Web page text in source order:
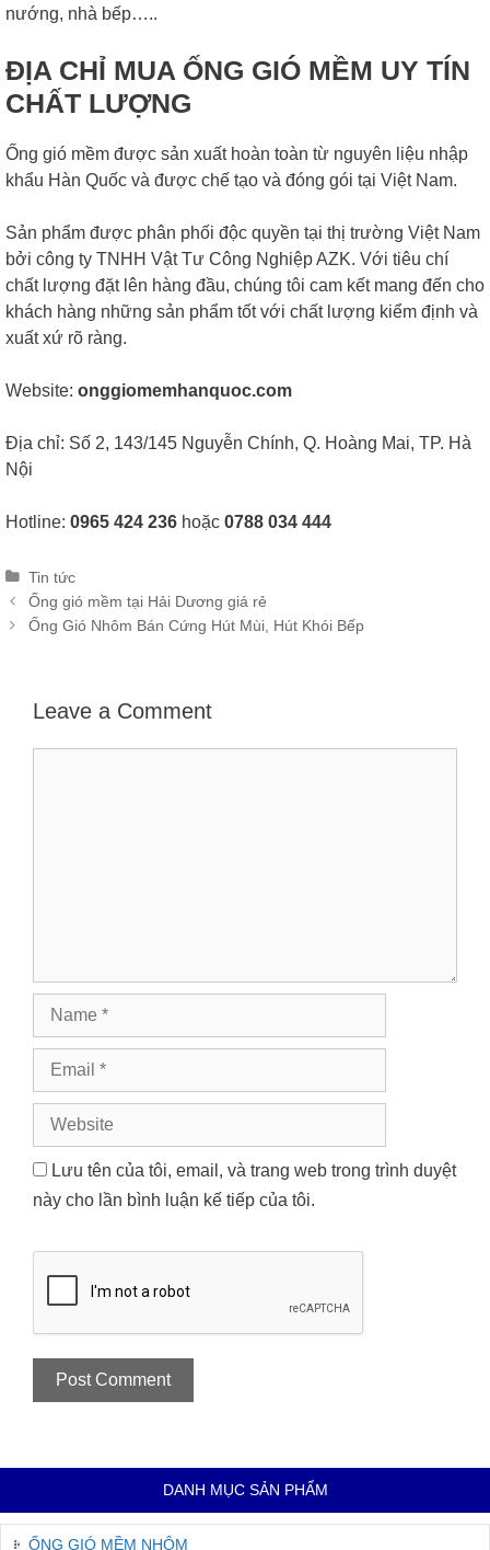
nướng, nhà bếp…..
ĐỊA CHỈ MUA ỐNG GIÓ MỀM UY TÍN
CHẤT LƯỢNG
Ống gió mềm được sản xuất hoàn toàn từ nguyên liệu nhập
khẩu Hàn Quốc và được chế tạo và đóng gói tại Việt Nam.
Sản phẩm được phân phối độc quyền tại thị trường Việt Nam
bởi công ty TNHH Vật Tư Công Nghiệp AZK. Với tiêu chí
chất lượng đặt lên hàng đầu, chúng tôi cam kết mang đến cho
khách hàng những sản phẩm tốt với chất lượng kiểm định và
xuất xứ rõ ràng.
Website: onggiomemhanquoc.com
Địa chỉ: Số 2, 143/145 Nguyễn Chính, Q. Hoàng Mai, TP. Hà
Nội
Hotline: 0965 424 236 hoặc 0788 034 444
Categories
Tin tức
Post
navigation
Ống gió mềm tại Hải Dương giá rẻ
Ống Gió Nhôm Bán Cứng Hút Mùi, Hút Khói Bếp
Leave a Comment
Name
Email
Website
Lưu tên của tôi, email, và trang web trong trình duyệt
này cho lần bình luận kế tiếp của tôi.
DANH MỤC SẢN PHẨM
ỐNG GIÓ MỀM NHÔM